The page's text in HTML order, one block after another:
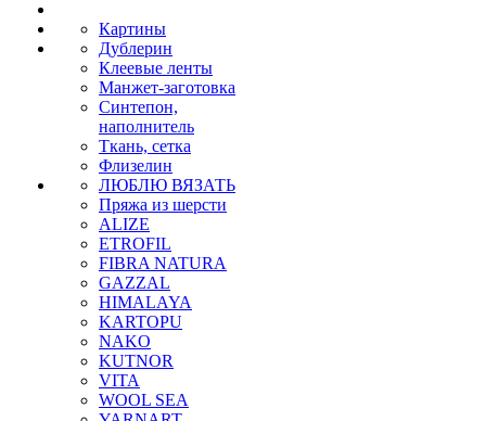
Картины
Дублерин
Клеевые ленты
Манжет-заготовка
Синтепон,
наполнитель
Ткань, сетка
Флизелин
ЛЮБЛЮ ВЯЗАТЬ
Пряжа из шерсти
ALIZE
ETROFIL
FIBRA NATURA
GAZZAL
HIMALAYA
KARTOPU
NAKO
KUTNOR
VITA
WOOL SEA